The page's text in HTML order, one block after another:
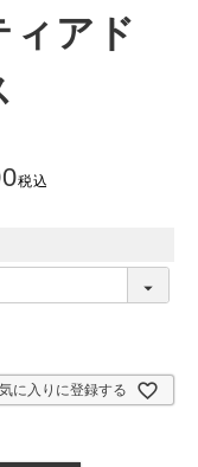
ィアド
税込
に入りに登録する